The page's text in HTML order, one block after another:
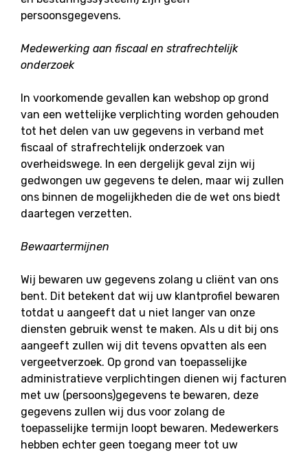
persoonsgegevens.
Medewerking aan fiscaal en strafrechtelijk
onderzoek
In voorkomende gevallen kan webshop op grond
van een wettelijke verplichting worden gehouden
tot het delen van uw gegevens in verband met
fiscaal of strafrechtelijk onderzoek van
overheidswege. In een dergelijk geval zijn wij
gedwongen uw gegevens te delen, maar wij zullen
ons binnen de mogelijkheden die de wet ons biedt
daartegen verzetten.
Bewaartermijnen
Wij bewaren uw gegevens zolang u cliënt van ons
bent. Dit betekent dat wij uw klantprofiel bewaren
totdat u aangeeft dat u niet langer van onze
diensten gebruik wenst te maken. Als u dit bij ons
aangeeft zullen wij dit tevens opvatten als een
vergeetverzoek. Op grond van toepasselijke
administratieve verplichtingen dienen wij facturen
met uw (persoons)gegevens te bewaren, deze
gegevens zullen wij dus voor zolang de
toepasselijke termijn loopt bewaren. Medewerkers
hebben echter geen toegang meer tot uw